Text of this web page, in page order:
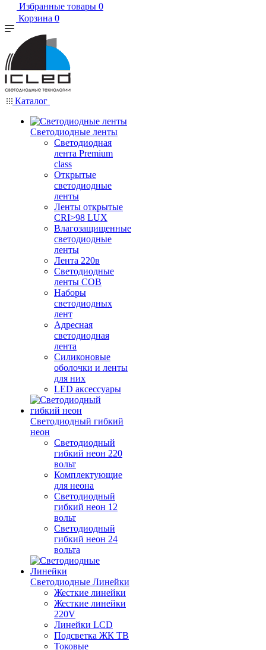
Избранные товары 0
Корзина 0
Каталог
Светодиодные ленты
Светодиодная
лента Premium
class
Открытые
светодиодные
ленты
Ленты открытые
CRI>98 LUX
Влагозащищенные
светодиодные
ленты
Лента 220в
Светодиодные
ленты COB
Наборы
светодиодных
лент
Адресная
светодиодная
лента
Силиконовые
оболочки и ленты
для них
LED аксессуары
Светодиодный гибкий
неон
Светодиодный
гибкий неон 220
вольт
Комплектующие
для неона
Светодиодный
гибкий неон 12
вольт
Светодиодный
гибкий неон 24
вольта
Светодиодные Линейки
Жесткие линейки
Жесткие линейки
220V
Линейки LCD
Подсветка ЖК ТВ
Токовые